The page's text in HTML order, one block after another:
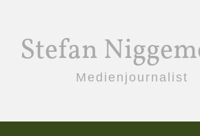
Stefan
Medienjournalist